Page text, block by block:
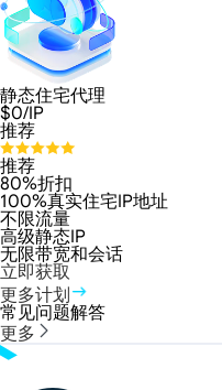
静态住宅代理
$0/IP
推荐
推荐
80%折扣
100%真实住宅IP地址
不限流量
高级静态IP
无限带宽和会话
立即获取
更多计划
常见问题解答
更多